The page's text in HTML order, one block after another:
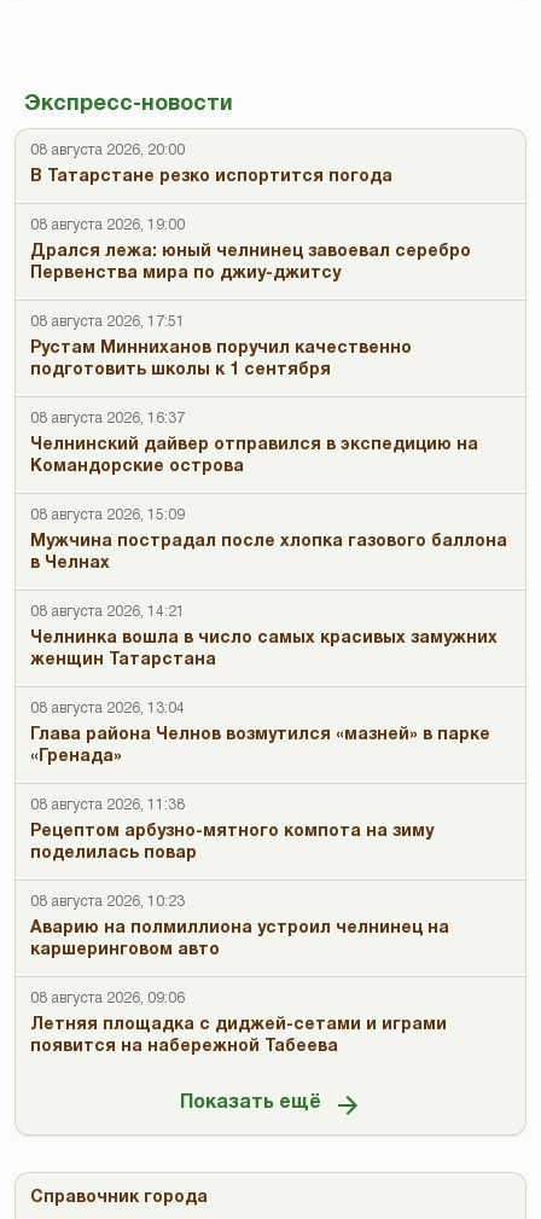
Экспресс-новости
08 августа 2026, 20:00
В Татарстане резко испортится погода
08 августа 2026, 19:00
Дрался лежа: юный челнинец завоевал серебро
Первенства мира по джиу-джитсу
08 августа 2026, 17:51
Рустам Минниханов поручил качественно
подготовить школы к 1 сентября
08 августа 2026, 16:37
Челнинский дайвер отправился в экспедицию на
Командорские острова
08 августа 2026, 15:09
Мужчина пострадал после хлопка газового баллона
в Челнах
08 августа 2026, 14:21
Челнинка вошла в число самых красивых замужних
женщин Татарстана
08 августа 2026, 13:04
Глава района Челнов возмутился «мазней» в парке
«Гренада»
08 августа 2026, 11:38
Рецептом арбузно-мятного компота на зиму
поделилась повар
08 августа 2026, 10:23
Аварию на полмиллиона устроил челнинец на
каршеринговом авто
08 августа 2026, 09:06
Летняя площадка с диджей-сетами и играми
появится на набережной Табеева
Показать ещё
Справочник города